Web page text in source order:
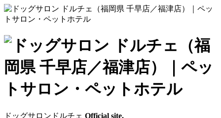
ド
ッ
グ
サ
ドッグサロンドルチェ Official site.